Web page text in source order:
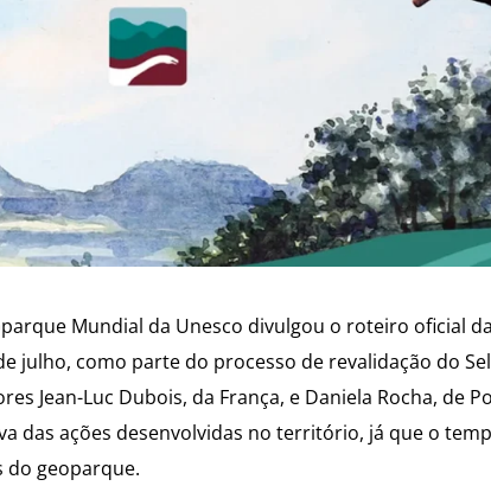
Mundial da Unesco divulgou o roteiro oficial
julho, como parte do processo de revalidação do
Jean-Luc Dubois, da França, e Daniela Rocha,
das ações desenvolvidas no território, já que o
do geoparque.